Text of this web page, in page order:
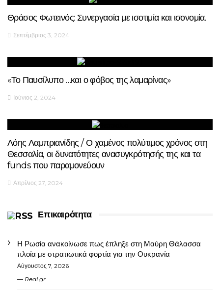
Θράσος Φωτεινός: Συνεργασία με ισοτιμία και ισονομία.
Σεπτέμβριος 3, 2024
«Το Παυσίλυπο …και ο φόβος της λαμαρίνας»
Ιούνιος 2, 2024
Λόης Λαμπριανίδης / Ο χαμένος πολύτιμος χρόνος στη
Θεσσαλία, οι δυνατότητες ανασυγκρότησής της και τα
funds που παραμονεύουν
Απρίλιος 27, 2024
Επικαιρότητα
Η Ρωσία ανακοίνωσε πως έπληξε στη Μαύρη Θάλασσα
πλοία με στρατιωτικά φορτία για την Ουκρανία
Αύγουστος 7, 2026
Real.gr